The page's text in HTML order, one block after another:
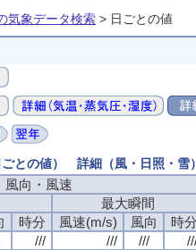
気象データ検索 > 日ごとの値
との値） 詳細（風・日照・雪
風向・風速
最大瞬間
時分 風速(m/s) 風向
時
/// /// ///
風向・風速
最大瞬間
時分 風速(m/s) 風向
時
/// /// ///
風向・風速
最大瞬間
時分 風速(m/s) 風向
時
/// /// ///
風向・風速
最大瞬間
時分 風速(m/s) 風向
時
/// /// ///